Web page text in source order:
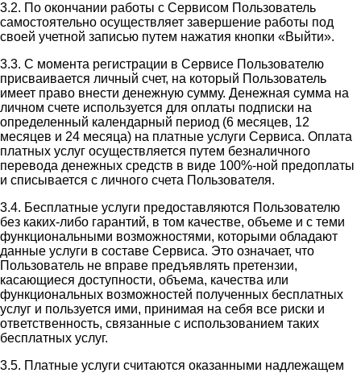
3.2. По окончании работы с Сервисом Пользователь
самостоятельно осуществляет завершение работы под
своей учетной записью путем нажатия кнопки «Выйти».
3.3. С момента регистрации в Сервисе Пользователю
присваивается личный счет, на который Пользователь
имеет право внести денежную сумму. Денежная сумма на
личном счете используется для оплаты подписки на
определенный календарный период (6 месяцев, 12
месяцев и 24 месяца) на платные услуги Сервиса. Оплата
платных услуг осуществляется путем безналичного
перевода денежных средств в виде 100%-ной предоплаты
и списывается с личного счета Пользователя.
3.4. Бесплатные услуги предоставляются Пользователю
без каких-либо гарантий, в том качестве, объеме и с теми
функциональными возможностями, которыми обладают
данные услуги в составе Сервиса. Это означает, что
Пользователь не вправе предъявлять претензии,
касающиеся доступности, объема, качества или
функциональных возможностей полученных бесплатных
услуг и пользуется ими, принимая на себя все риски и
ответственность, связанные с использованием таких
бесплатных услуг.
3.5. Платные услуги считаются оказанными надлежащем